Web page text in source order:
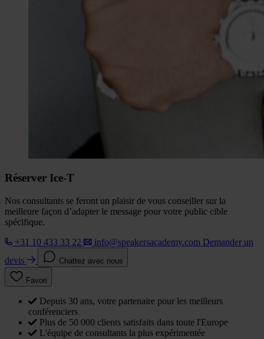
Réserver Ice-T
Nos consultants se feront un plaisir de vous conseiller sur la
meilleure façon d’adapter le message pour votre public cible
spécifique.
+31 10 433 33 22
info@speakersacademy.com Demander un
devis
Chattez avec nous
Favori
Depuis 30 ans, votre partenaire pour les meilleurs
conférenciers
Plus de 50 000 clients satisfaits dans toute l'Europe
L'équipe de consultants la plus expérimentée